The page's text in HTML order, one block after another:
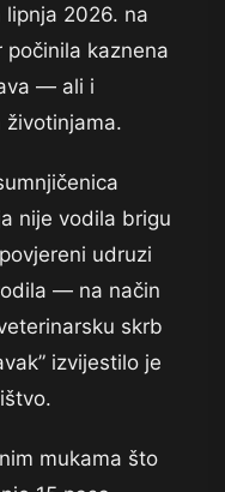
2026. na
počinila kaznena
— ali i
životinjama.
nije vodila brigu
udruzi
— na način
skrb
izvijestilo je
mukama što